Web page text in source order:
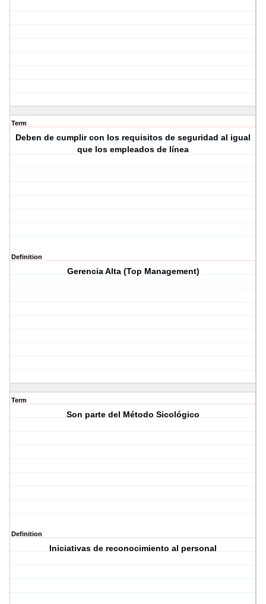
Term
Deben de cumplir con los requisitos de seguridad al igual
que los empleados de línea
Definition
Gerencia Alta (Top Management)
Term
Son parte del Método Sicológico
Definition
Iniciativas de reconocimiento al personal